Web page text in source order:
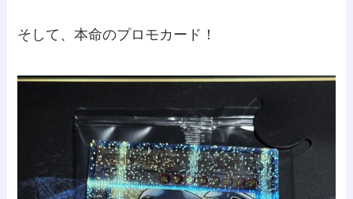
そして、本命のプロモカード！